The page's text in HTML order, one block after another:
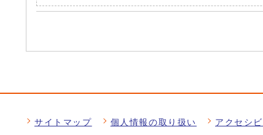
サイトマップ 個人情報の取り扱い アクセシ